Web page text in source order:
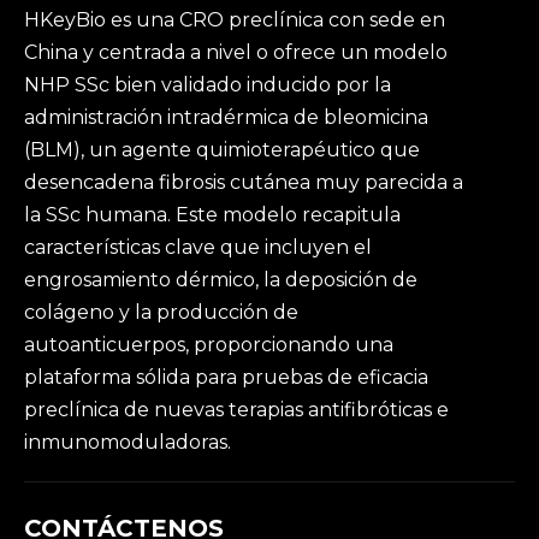
HKeyBio es una CRO preclínica con sede en
China y centrada a nivel o ofrece un modelo
NHP SSc bien validado inducido por la
administración intradérmica de bleomicina
(BLM), un agente quimioterapéutico que
desencadena fibrosis cutánea muy parecida a
la SSc humana. Este modelo recapitula
características clave que incluyen el
engrosamiento dérmico, la deposición de
colágeno y la producción de
autoanticuerpos, proporcionando una
plataforma sólida para pruebas de eficacia
preclínica de nuevas terapias antifibróticas e
inmunomoduladoras.
CONTÁCTENOS